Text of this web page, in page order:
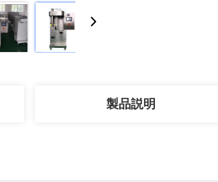
製品説明